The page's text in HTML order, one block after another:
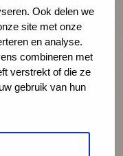
Ook delen we
site met onze
en analyse.
combineren met
verstrekt of die ze
gebruik van hun
Via e-mail